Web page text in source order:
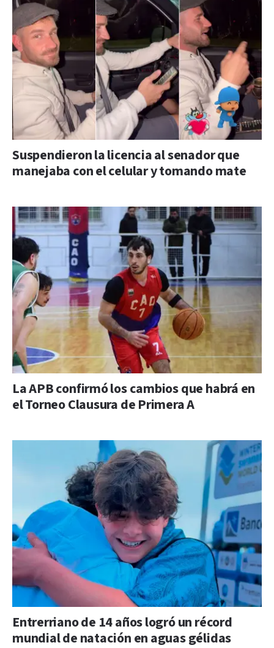
Suspendieron la licencia al senador que
manejaba con el celular y tomando mate
La APB confirmó los cambios que habrá en
el Torneo Clausura de Primera A
Entrerriano de 14 años logró un récord
mundial de natación en aguas gélidas